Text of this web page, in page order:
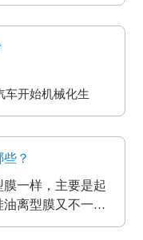
果将是毁灭性的，
：
求是厚度均匀剥离
虑到耐化学试剂
都会有一些差
，就要对多个品
艺、质量等方面
高的离型膜。
性能，满足使用
用在不正确的地
发挥。
离型膜生产厂家
具有一定的基础
膜在其价格上都
的离型膜在其价
车开始机械化生
线之间分布着许许
连接处使用缓冲
输货物的完整
最受欢迎的缓冲垫
以及抗冲力强的特
到保护货物的作
就需要使用热压机
冲垫。缓冲垫会装
？
一样，主要是起
离型膜又不一
种氟化物的形式
，硅胶双面胶贴